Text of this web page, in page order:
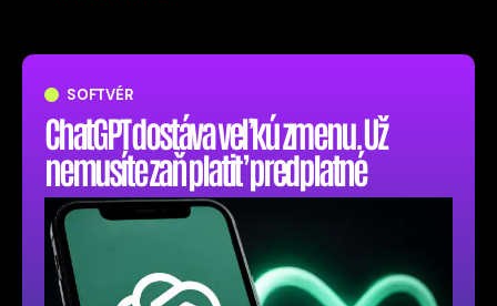
SOFTVÉR
ChatGPT dostáva veľkú zmenu. Už
nemusíte zaň platiť predplatné